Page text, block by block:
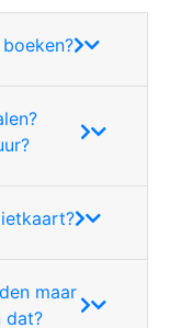
maar
dat?